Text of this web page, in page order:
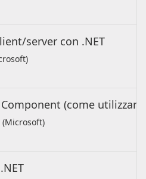
server con .NET
(come utilizzare
(Microsoft)